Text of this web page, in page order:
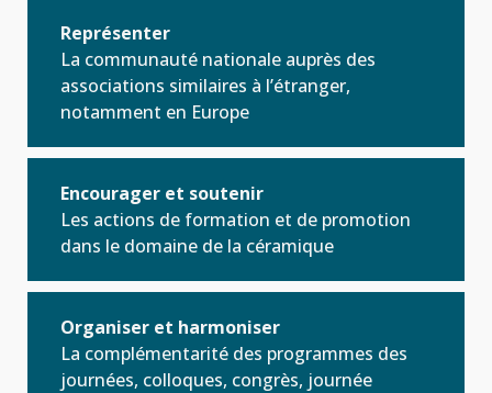
Représenter
La communauté nationale auprès des
associations similaires à l’étranger,
notamment en Europe
Encourager et soutenir
Les actions de formation et de promotion
dans le domaine de la céramique
Organiser et harmoniser
La complémentarité des programmes des
journées, colloques, congrès, journée